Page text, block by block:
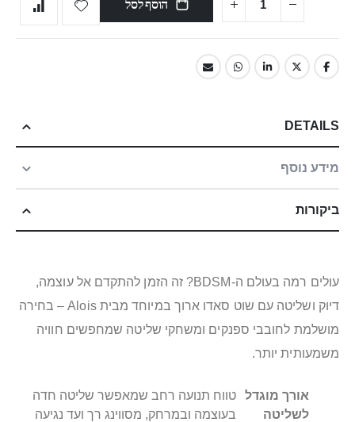
הוסף לסל
DETAILS
מידע נוסף
ביקורות
עולים רמה בעולם ה-BDSM? זה הזמן להתקדם אל עוצמה,
דיוק ושליטה עם שוט סאדו ארוך במיוחד מבית Alois – בחירה
מושלמת לחובבי ספנקים ומשחקי שליטה שמחפשים חוויה
משמעותית יותר.
אורך מוגדל
לשליטה
טווח תנועה רחב שמאפשר שליטה חדה
בעוצמה ובמרחק, מסווינג רך ועד נגיעה